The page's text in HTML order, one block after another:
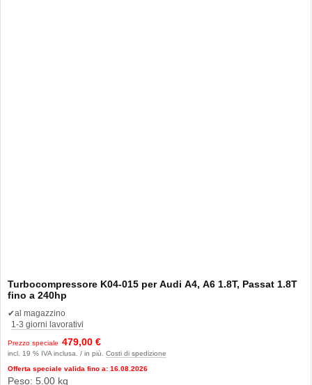
Turbocompressore K04-015 per Audi A4, A6 1.8T, Passat 1.8T
fino a 240hp
✔al magazzino
1-3 giorni lavorativi
Prezzo speciale 479,00 €
incl. 19 % IVA inclusa. / in più. Costi di spedizione
Offerta speciale valida fino a: 16.08.2026
Peso: 5.00 kg